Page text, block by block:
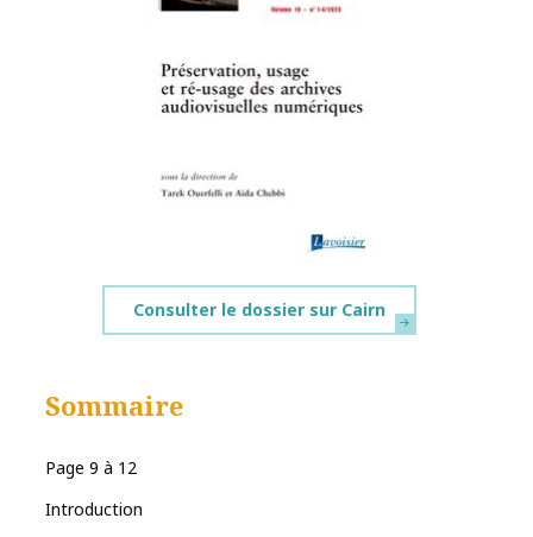
Consulter le dossier sur Cairn
Sommaire
Page 9 à 12
Introduction